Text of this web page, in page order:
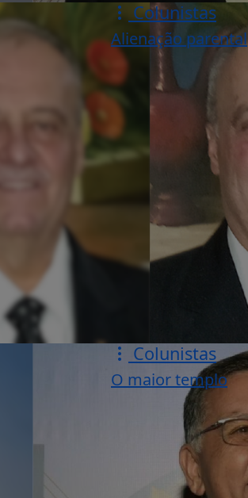
Colunistas
Alienação parental
Colunistas
O maior templo